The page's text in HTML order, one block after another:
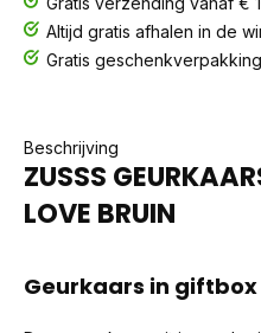
Altijd gratis afhalen in de
Gratis
Beschrijving
ZUSSS
LOVE BRUIN
Geurkaars in giftbox